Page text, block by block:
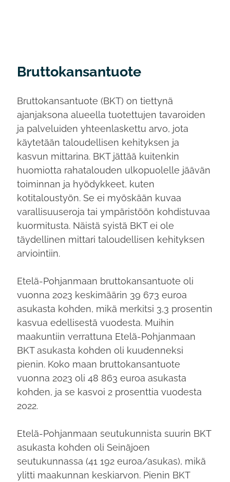
Bruttokansantuote
Bruttokansantuote (BKT) on tiettynä
ajanjaksona alueella tuotettujen tavaroiden
ja palveluiden yhteenlaskettu arvo, jota
käytetään taloudellisen kehityksen ja
kasvun mittarina. BKT jättää kuitenkin
huomiotta rahatalouden ulkopuolelle jäävän
toiminnan ja hyödykkeet, kuten
kotitaloustyön. Se ei myöskään kuvaa
varallisuuseroja tai ympäristöön kohdistuvaa
kuormitusta. Näistä syistä BKT ei ole
täydellinen mittari taloudellisen kehityksen
arviointiin.
Etelä-Pohjanmaan bruttokansantuote oli
vuonna 2023 keskimäärin 39 673 euroa
asukasta kohden, mikä merkitsi 3,3 prosentin
kasvua edellisestä vuodesta. Muihin
maakuntiin verrattuna Etelä-Pohjanmaan
BKT asukasta kohden oli kuudenneksi
pienin. Koko maan bruttokansantuote
vuonna 2023 oli 48 863 euroa asukasta
kohden, ja se kasvoi 2 prosenttia vuodesta
2022.
Etelä-Pohjanmaan seutukunnista suurin BKT
asukasta kohden oli Seinäjoen
seutukunnassa (41 192 euroa/asukas), mikä
ylitti maakunnan keskiarvon. Pienin BKT